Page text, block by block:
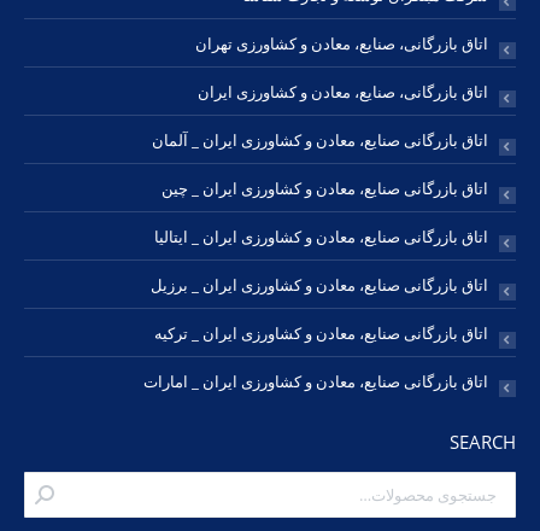
اتاق بازرگانی، صنایع، معادن و کشاورزی تهران
اتاق بازرگانی، صنایع، معادن و کشاورزی ایران
اتاق بازرگانی صنایع، معادن و کشاورزی ایران _ آلمان
اتاق بازرگانی صنایع، معادن و کشاورزی ایران _ چین
اتاق بازرگانی صنایع، معادن و کشاورزی ایران _ ایتالیا
اتاق بازرگانی صنایع، معادن و کشاورزی ایران _ برزیل
اتاق بازرگانی صنایع، معادن و کشاورزی ایران _ ترکیه
اتاق بازرگانی صنایع، معادن و کشاورزی ایران _ امارات
SEARCH